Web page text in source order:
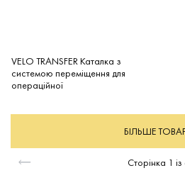
VELO TRANSFER Каталка з
системою переміщення для
операційної
БІЛЬШЕ
Сторінка 1 із